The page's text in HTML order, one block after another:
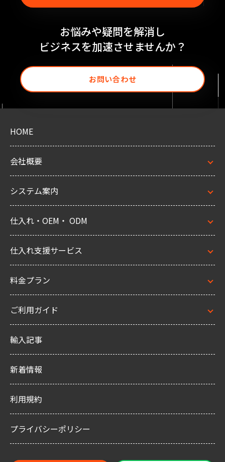
お悩みや疑問を解消し
ビジネスを加速させませんか？
お問い合わせ
HOME
会社概要
システム案内
仕入れ・OEM・ ODM
仕入れ支援サービス
料金プラン
ご利用ガイド
輸入記事
新着情報
利用規約
プライバシーポリシー